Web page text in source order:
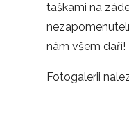
taškami na
nám všem daří!
Fotogalerii